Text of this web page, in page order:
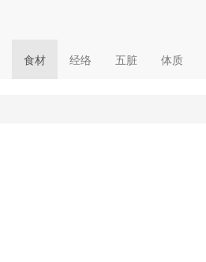
食材 经络 五脏 体质